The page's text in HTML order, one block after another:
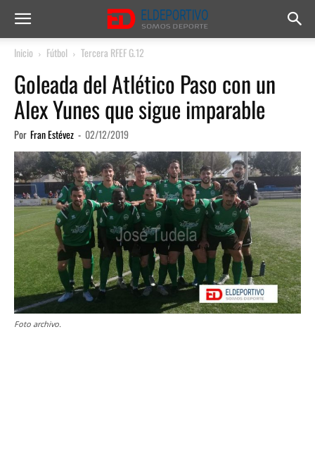
Inicio Fútbol Tercera RFEF G.12
Goleada del Atlético Paso con un
Alex Yunes que sigue imparable
Por Fran Estévez - 02/12/2019
Foto archivo.